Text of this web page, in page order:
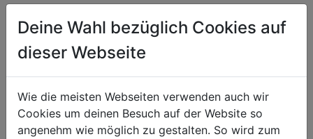
Produktinformationen
Deine Wahl bezüglich Cookies auf
dieser Webseite
Wie die meisten Webseiten verwenden auch wir
Cookies um deinen Besuch auf der Website so
angenehm wie möglich zu gestalten. So wird zum